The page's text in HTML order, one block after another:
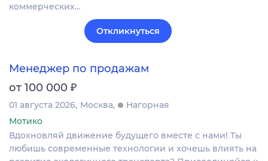
коммерческих…
Откликнуться
Менеджер по продажам
от 100 000 ₽
01 августа 2026 Москва
Нагорная
Мотико
Вдохновляй движение будущего вместе с нами! Ты
любишь современные технологии и хочешь влиять на